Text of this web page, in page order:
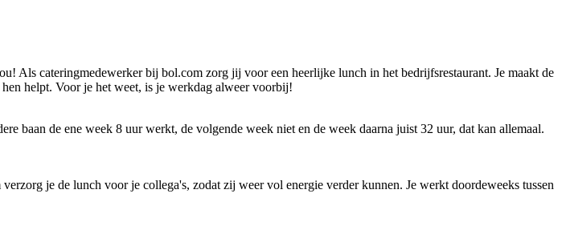
Als cateringmedewerker bij bol.com zorg jij voor een heerlijke lunch in het bedrijfsrestaurant. Je maakt de
helpt. Voor je het weet, is je werkdag alweer voorbij!
baan de ene week 8 uur werkt, de volgende week niet en de week daarna juist 32 uur, dat kan allemaal.
je de lunch voor je collega's, zodat zij weer vol energie verder kunnen. Je werkt doordeweeks tussen